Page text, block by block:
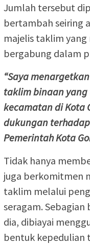
Jumlah tersebut
bertambah seiring
majelis taklim
bergabung dalam
“Saya
taklim binaan
kecamatan di Kota
dukungan
Pemerintah Kota
Tidak hanya
juga berkomitmen
taklim melalui
seragam.
dia, dibiayai
bentuk kepedulian